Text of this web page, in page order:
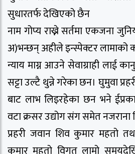
सुधारतर्फ देखिएको छैन
नाम गोप्य राख्ने सर्तमा एकजना
अ)भन्छन् अहीले इन्स्पेक्टर लामाको
न्याय माग्न आउने सेवाग्राही लाई
सट्टा उल्टै थुन्ने गरेका छन। घुमुवा
बाट लाभ लिइरहेका छन भने
वटा क्रसर उद्योग संग समेत नजराना
प्रहरी जवान शिव कुमार महतो